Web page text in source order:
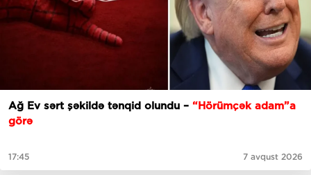
Ağ Ev sərt şəkildə tənqid olundu – “Hörümçək adam”a
görə
17:45 7 avqust 2026